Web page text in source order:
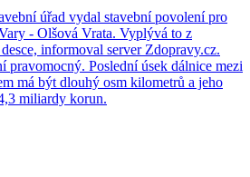
úřad vydal stavební povolení pro
- Olšová Vrata. Vyplývá to z
informoval server Zdopravy.cz.
pravomocný. Poslední úsek dálnice mezi
má být dlouhý osm kilometrů a jeho
miliardy korun.